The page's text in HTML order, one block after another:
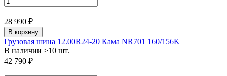
28 990 ₽
В корзину
Грузовая шина 12.00R24-20 Кама NR701 160/156K
В наличии >10 шт.
42 790 ₽